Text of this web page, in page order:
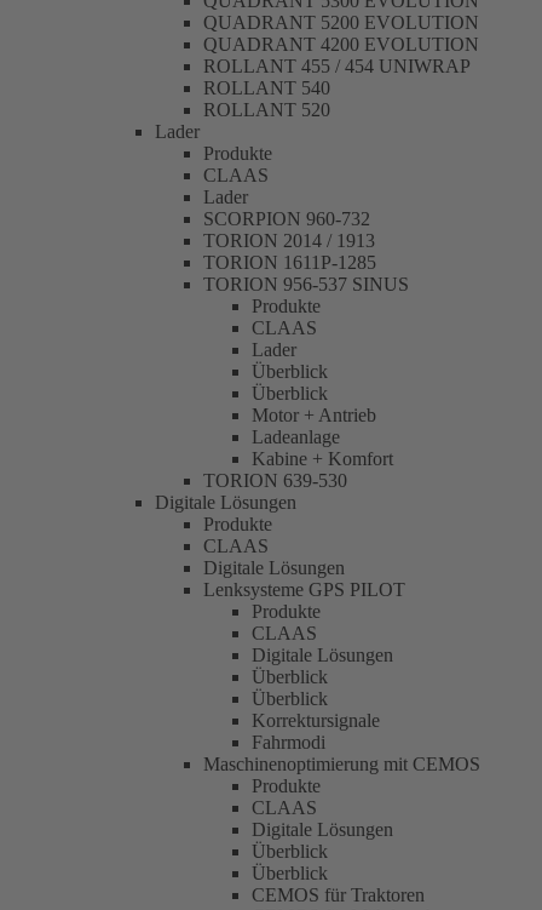
QUADRANT 5200 EVOLUTION
QUADRANT 4200 EVOLUTION
ROLLANT 455 / 454 UNIWRAP
ROLLANT 540
ROLLANT 520
Lader
Produkte
CLAAS
Lader
SCORPION 960-732
TORION 2014 / 1913
TORION 1611P-1285
TORION 956-537 SINUS
Produkte
CLAAS
Lader
Überblick
Überblick
Motor + Antrieb
Ladeanlage
Kabine + Komfort
TORION 639-530
Digitale Lösungen
Produkte
CLAAS
Digitale Lösungen
Lenksysteme GPS PILOT
Produkte
CLAAS
Digitale Lösungen
Überblick
Überblick
Korrektursignale
Fahrmodi
Maschinenoptimierung mit CEMOS
Produkte
CLAAS
Digitale Lösungen
Überblick
Überblick
CEMOS für Traktoren